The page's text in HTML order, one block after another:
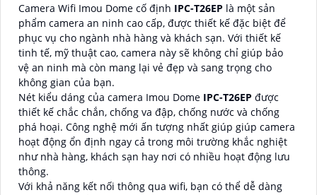
Camera Wifi Imou Dome cố định IPC-T26EP là một sản
phẩm camera an ninh cao cấp, được thiết kế đặc biệt để
phục vụ cho ngành nhà hàng và khách sạn. Với thiết kế
tinh tế, mỹ thuật cao, camera này sẽ không chỉ giúp bảo
vệ an ninh mà còn mang lại vẻ đẹp và sang trọng cho
không gian của bạn.
Nét kiểu dáng của camera Imou Dome IPC-T26EP được
thiết kế chắc chắn, chống va đập, chống nước và chống
phá hoại. Công nghệ mới ấn tượng nhất giúp giúp camera
hoạt động ổn định ngay cả trong môi trường khắc nghiệt
như nhà hàng, khách sạn hay nơi có nhiều hoạt động lưu
thông.
Với khả năng kết nối thông qua wifi, bạn có thể dễ dàng